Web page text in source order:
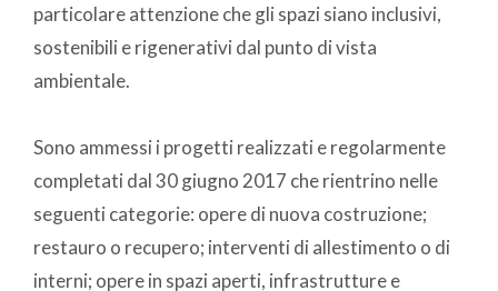
particolare attenzione che gli spazi siano inclusivi,
sostenibili e rigenerativi dal punto di vista
ambientale.
Sono ammessi i progetti realizzati e regolarmente
completati dal 30 giugno 2017 che rientrino nelle
seguenti categorie: opere di nuova costruzione;
restauro o recupero; interventi di allestimento o di
interni; opere in spazi aperti, infrastrutture e